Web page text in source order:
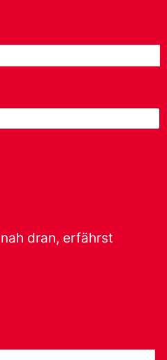
dran, erfährst